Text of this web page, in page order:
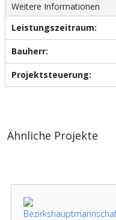
Weitere Informationen
Leistungszeitraum:
Bauherr:
Projektsteuerung:
Ähnliche Projekte